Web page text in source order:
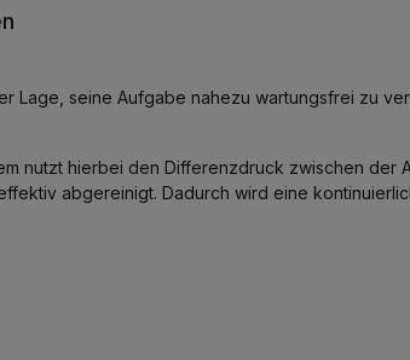
seine Aufgabe nahezu wartungsfrei zu
nutzt hierbei den Differenzdruck zwischen der
abgereinigt. Dadurch wird eine